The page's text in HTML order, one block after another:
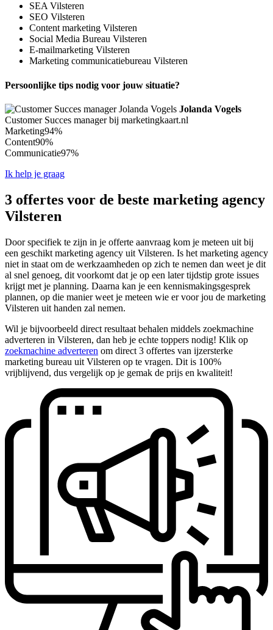
SEA Vilsteren
SEO Vilsteren
Content marketing Vilsteren
Social Media Bureau Vilsteren
E-mailmarketing Vilsteren
Marketing communicatiebureau Vilsteren
Persoonlijke tips nodig voor jouw situatie?
Jolanda Vogels
Customer Succes manager bij marketingkaart.nl
Marketing94%
Content90%
Communicatie97%
Ik help je graag
3 offertes voor de beste marketing agency
Vilsteren
Door specifiek te zijn in je offerte aanvraag kom je meteen uit bij
een geschikt marketing agency uit Vilsteren. Is het marketing agency
niet in staat om de werkzaamheden op zich te nemen dan weet je dit
al snel genoeg, dit voorkomt dat je op een later tijdstip grote issues
krijgt met je planning. Daarna kan je een kennismakingsgesprek
plannen, op die manier weet je meteen wie er voor jou de marketing
Vilsteren uit handen zal nemen.
Wil je bijvoorbeeld direct resultaat behalen middels zoekmachine
adverteren in Vilsteren, dan heb je echte toppers nodig! Klik op
zoekmachine adverteren om direct 3 offertes van ijzersterke
marketing bureau uit Vilsteren op te vragen. Dit is 100%
vrijblijvend, dus vergelijk op je gemak de prijs en kwaliteit!